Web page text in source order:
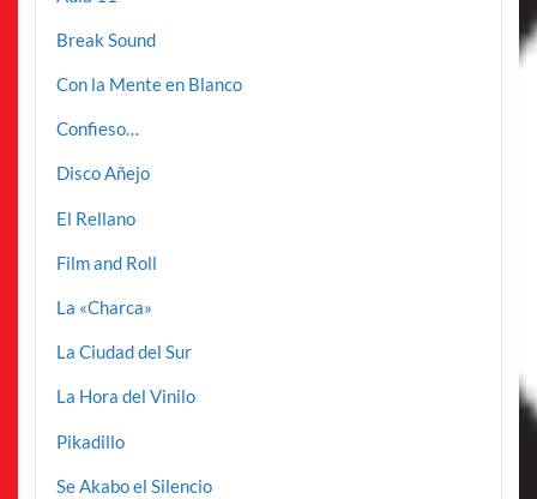
Break Sound
Con la Mente en Blanco
Confieso…
Disco Añejo
El Rellano
Film and Roll
La «Charca»
La Ciudad del Sur
La Hora del Vinilo
Pikadillo
Se Akabo el Silencio